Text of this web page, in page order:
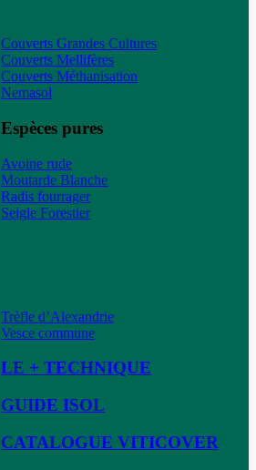
Couverts Grandes Cultures
Couverts Mellifères
Couverts Méthanisation
Nemasol
Espèces pures
Avoine rude
Moutarde Blanche
Radis fourrager
Seigle Forestier
Trèfle d’Alexandrie
Vesce commune
LE + TECHNIQUE
GUIDE ISOL
CATALOGUE VITICOVER